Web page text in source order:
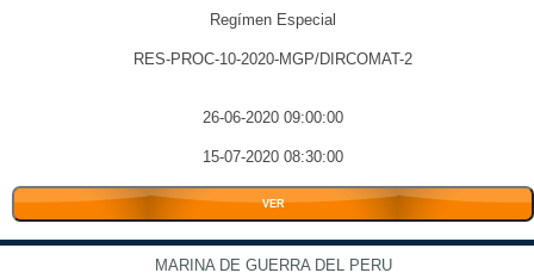
Regímen Especial
RES-PROC-10-2020-MGP/DIRCOMAT-2
26-06-2020 09:00:00
15-07-2020 08:30:00
VER
MARINA DE GUERRA DEL PERU